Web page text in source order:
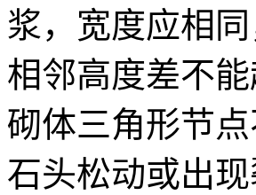
浆，宽度应相
相邻高度差不
砌体三角形节
石头松动或出